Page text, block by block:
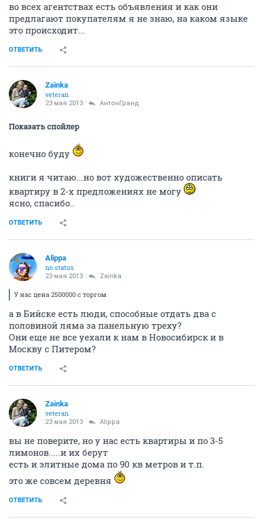
во всех агентствах есть объявления и как они
предлагают покупателям я не знаю, на каком языке
это происходит...
ОТВЕТИТЬ
Zainka
veteran
23 мая 2013 АнтонГранд
Показать спойлер
конечно буду
книги я читаю...но вот художественно описать
квартиру в 2-х предложениях не могу
ясно, спасибо..
ОТВЕТИТЬ
Alippa
no status
23 мая 2013 Zainka
У нас цена 2500000 с торгом
а в Бийске есть люди, способные отдать два с
половиной ляма за панельную треху?
Они еще не все уехали к нам в Новосибирск и в
Москву с Питером?
ОТВЕТИТЬ
Zainka
veteran
23 мая 2013 Alippa
вы не поверите, но у нас есть квартиры и по 3-5
лимонов.....и их берут
есть и элитные дома по 90 кв метров и т.п.
это же совсем деревня
ОТВЕТИТЬ